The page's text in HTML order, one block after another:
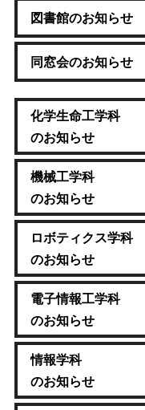
図書館のお知らせ
同窓会のお知らせ
化学生命工学科
のお知らせ
機械工学科
のお知らせ
ロボティクス学科
のお知らせ
電子情報工学科
のお知らせ
情報学科
のお知らせ